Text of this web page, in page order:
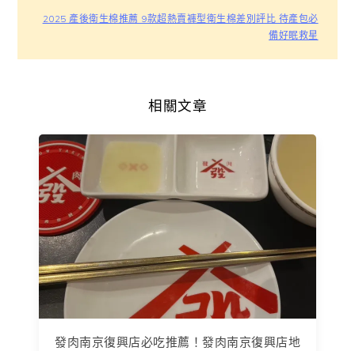
2025 產後衛生棉推薦 9款超熱賣褲型衛生棉差別評比 待產包必
備好眠救星
相關文章
發肉南京復興店必吃推薦！發肉南京復興店地